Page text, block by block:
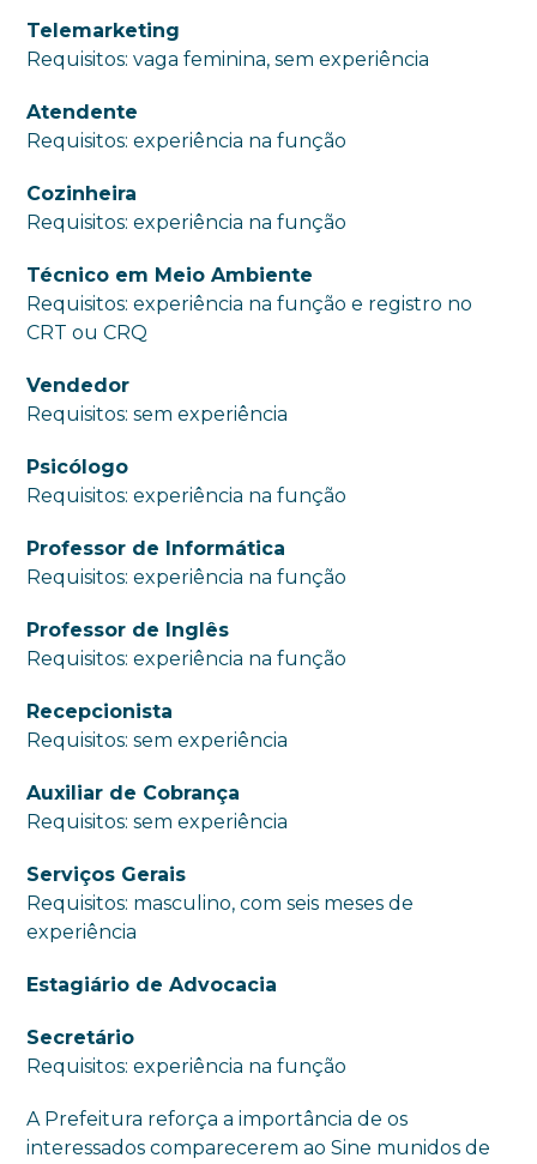
Telemarketing
Requisitos: vaga feminina, sem experiência
Atendente
Requisitos: experiência na função
Cozinheira
Requisitos: experiência na função
Técnico em Meio Ambiente
Requisitos: experiência na função e registro no
CRT ou CRQ
Vendedor
Requisitos: sem experiência
Psicólogo
Requisitos: experiência na função
Professor de Informática
Requisitos: experiência na função
Professor de Inglês
Requisitos: experiência na função
Recepcionista
Requisitos: sem experiência
Auxiliar de Cobrança
Requisitos: sem experiência
Serviços Gerais
Requisitos: masculino, com seis meses de
experiência
Estagiário de Advocacia
Secretário
Requisitos: experiência na função
A Prefeitura reforça a importância de os
interessados comparecerem ao Sine munidos de